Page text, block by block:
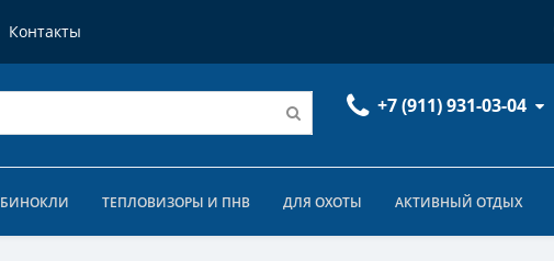
Контакты
+7 (911) 931-03-04
БИНОКЛИ ТЕПЛОВИЗОРЫ И ПНВ ДЛЯ ОХОТЫ АКТИВНЫЙ ОТДЫХ